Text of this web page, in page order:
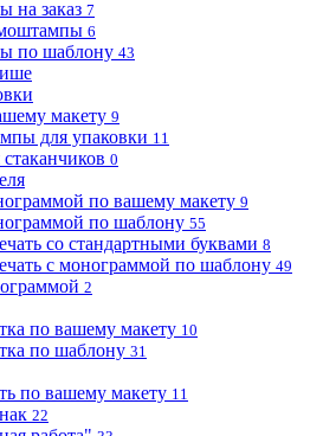
на заказ 7
6
по шаблону 43
макету 9
для упаковки 11
0
по вашему макету 9
по шаблону 55
со стандартными буквами 8
с монограммой по шаблону 49
2
по вашему макету 10
по шаблону 31
по вашему макету 11
22